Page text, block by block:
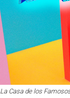
La Casa de los